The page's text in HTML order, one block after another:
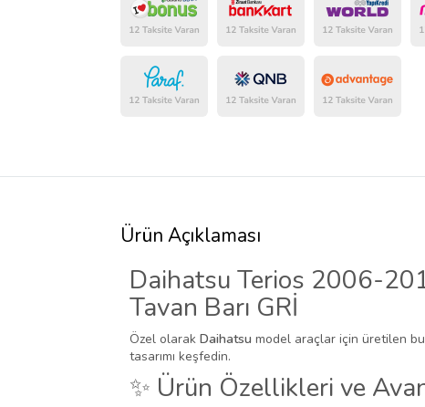
Ürün Açıklaması
Daihatsu Terios 2006-
Tavan Barı GRİ
Özel olarak Daihatsu model araçlar için üretilen
tasarımı keşfedin.
✨ Ürün Özellikleri ve